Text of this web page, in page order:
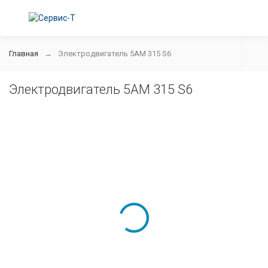
Главная Электродвигатель 5АМ 315 S6
Электродвигатель 5АМ 315 S6